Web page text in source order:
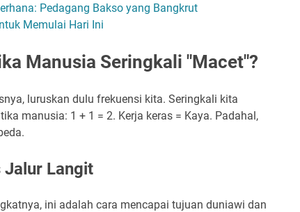
Pedagang Bakso yang Bangkrut
Memulai Hari Ini
Manusia Seringkali "Macet"?
luruskan dulu frekuensi kita. Seringkali kita
manusia: 1 + 1 = 2. Kerja keras = Kaya. Padahal,
Jalur Langit
ini adalah cara mencapai tujuan duniawi dan